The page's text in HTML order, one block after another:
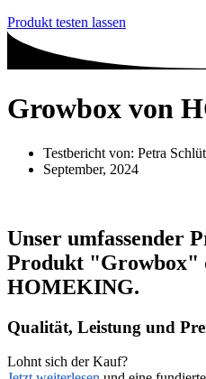
Produkt testen lassen
Growbox von
Testbericht von: Petra
September, 2024
Unser umfassender
Produkt "Growbox"
HOMEKING.
Qualität, Leistung und
Lohnt sich der Kauf?